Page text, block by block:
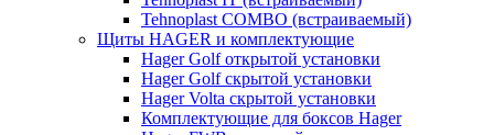
Tehnoplast COMBO (встраиваемый)
Щиты HAGER и комплектующие
Hager Golf открытой установки
Hager Golf скрытой установки
Hager Volta скрытой установки
Комплектующие для боксов Hager